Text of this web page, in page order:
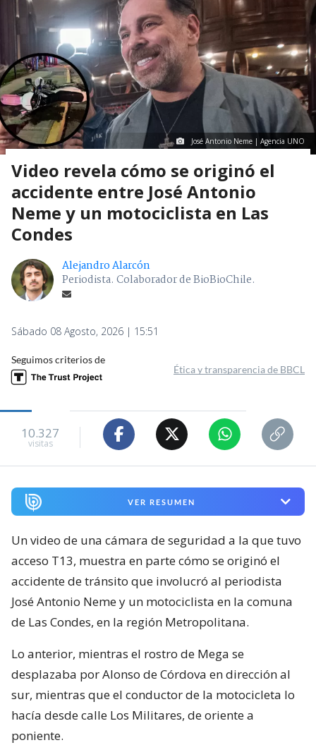
José Antonio Neme | Agencia UNO
Video revela cómo se originó el
accidente entre José Antonio
Neme y un motociclista en Las
Condes
Alejandro Alarcón
Periodista. Colaborador de BioBioChile.
Sábado 08 Agosto, 2026 | 15:51
Seguimos criterios de
Ética y transparencia de BBCL
10.327
visitas
VER RESUMEN
Un video de una cámara de seguridad a la que tuvo
acceso T13, muestra en parte cómo se originó el
accidente de tránsito que involucró al periodista
José Antonio Neme y un motociclista en la comuna
de Las Condes, en la región Metropolitana.
Lo anterior, mientras el rostro de Mega se
desplazaba por Alonso de Córdova en dirección al
sur, mientras que el conductor de la motocicleta lo
hacía desde calle Los Militares, de oriente a
poniente.